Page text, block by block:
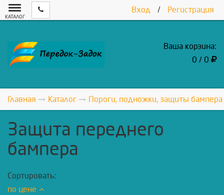
Вход / Регистрация
КАТАЛОГ
Ваша корзина:
0 / 0
Главная Каталог Пороги, подножки, защиты
Защита переднего
бампера
Сортировать:
по цене